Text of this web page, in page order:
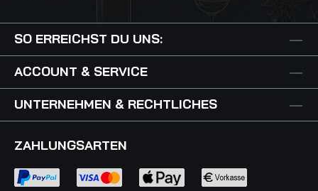
SO ERREICHST DU UNS:
ACCOUNT & SERVICE
UNTERNEHMEN & RECHTLICHES
ZAHLUNGSARTEN